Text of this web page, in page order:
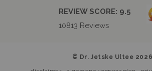
REVIEW SCORE: 9.5
10813 Reviews
© Dr. Jetske Ultee 2026